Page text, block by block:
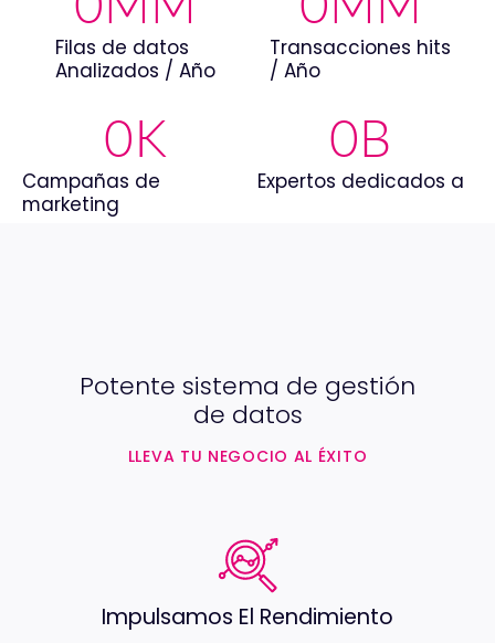
Filas de datos
Analizados / Año
Transacciones hits
/ Año
Campañas de
marketing
0K
Expertos dedicados a
0B
Potente sistema de gestión
de datos
LLEVA TU NEGOCIO AL ÉXITO
Impulsamos El Rendimiento